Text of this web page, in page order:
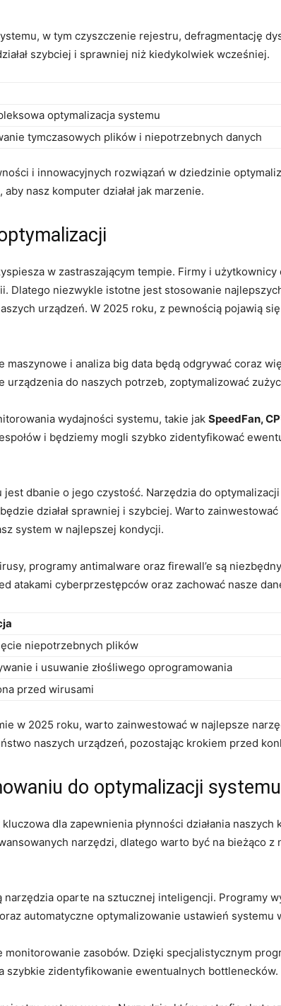
w tym czyszczenie rejestru, defragmentację
szybciej i sprawniej niż kiedykolwiek wcześniej.
optymalizacja systemu
tymczasowych plików i niepotrzebnych danych
i innowacyjnych rozwiązań w dziedzinie
nasz komputer działał jak marzenie.
w zastraszającym tempie. Firmy i użytkownicy
Dlatego niezwykle istotne jest stosowanie
urządzeń. W 2025 roku, z pewnością pojawią
i analiza big data będą odgrywać coraz
do naszych potrzeb, zoptymalizować
wydajności systemu, takie jak SpeedFan,
i będziemy mogli szybko zidentyfikować
dbanie o jego czystość. Narzędzia do
działał sprawniej i szybciej. Warto
system w najlepszej kondycji.
programy antimalware oraz firewall’e są
atakami cyberprzestępców oraz zachować nasze
niepotrzebnych plików
i usuwanie złośliwego oprogramowania
przed wirusami
w 2025 roku, warto zainwestować w najlepsze
naszych urządzeń, pozostając krokiem przed
do optymalizacji systemu
dla zapewnienia płynności działania
narzędzi, dlatego warto być na bieżąco
oparte na sztucznej inteligencji. Programy
automatyczne optymalizowanie ustawień systemu
zasobów. Dzięki specjalistycznym
szybkie zidentyfikowanie ewentualnych bottlenecków.